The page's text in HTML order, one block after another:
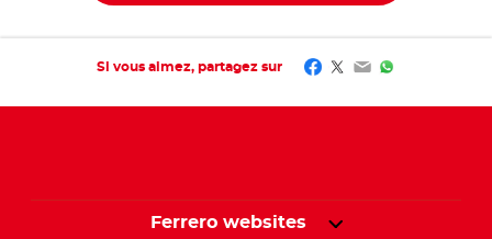
Si vous aimez, partagez sur Facebook
Twitter
EmailWhatsApp
Ferrero websites